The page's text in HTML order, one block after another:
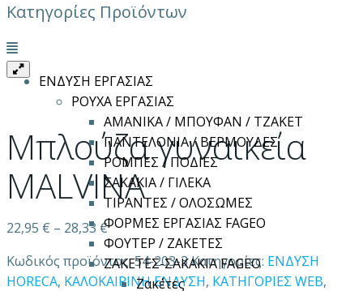
Κατηγορίες Προϊόντων
Μενού
ΕΝΔΥΣΗ ΕΡΓΑΣΙΑΣ
ΡΟΥΧΑ ΕΡΓΑΣΙΑΣ
ΑΜΑΝΙΚΑ / ΜΠΟΥΦΑΝ / ΤΖΑΚΕΤ
ΠΑΝΤΕΛΟΝΙΑ / ΒΕΡΜΟΥΔΕΣ
ΡΟΜΠΕΣ / ΠΟΔΙΕΣ
ΣΑΚΑΚΙΑ / ΓΙΛΕΚΑ
ΤΙΡΑΝΤΕΣ / ΟΛΟΣΩΜΕΣ
ΦΟΡΜΕΣ ΕΡΓΑΣΙΑΣ FAGEO
ΦΟΥΤΕΡ / ΖΑΚΕΤΕΣ
ΖΑΚΕΤΕΣ-ΣΑΚΑΚΙΑ FAGEO
Ζακέτες
Μπλούζα γυναικεία
MALVINA
22,95 € – 28,33 €
Κωδικός προϊόντος:54-203-3Κατηγορίες: ΕΝΔΥΣΗ
HORECA, ΚΑΛΟΚΑΙΡΙΝΗ ΕΝΔΥΣΗ, ΚΑΤΗΓΟΡΙΕΣ WEB,